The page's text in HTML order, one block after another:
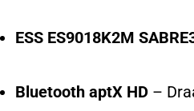
ESS ES9018K2M
Bluetooth aptX HD –